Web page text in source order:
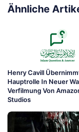
Ähnliche
Henry Cavill
Hauptrolle In Neuer
Verfilmung Von
Studios